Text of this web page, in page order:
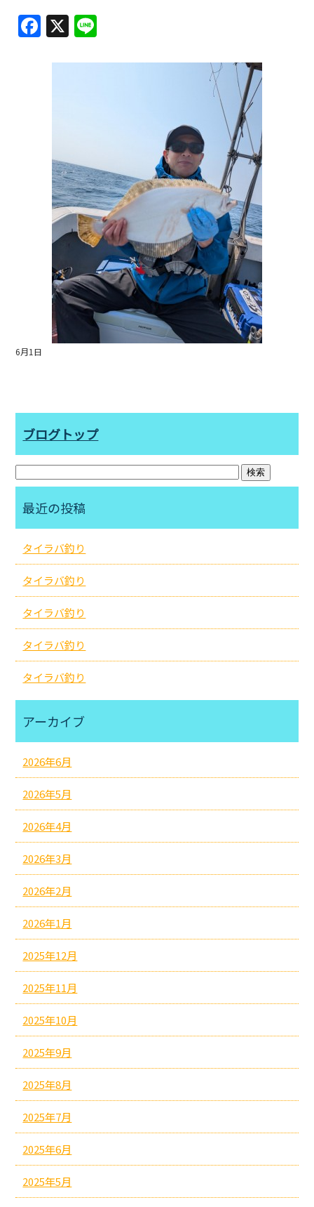
F
a
c
o
k
X
e
6月1日
ブログトップ
最近の投稿
タイラバ釣り
タイラバ釣り
タイラバ釣り
タイラバ釣り
タイラバ釣り
アーカイブ
2026年6月
2026年5月
2026年4月
2026年3月
2026年2月
2026年1月
2025年12月
2025年11月
2025年10月
2025年9月
2025年8月
2025年7月
2025年6月
2025年5月